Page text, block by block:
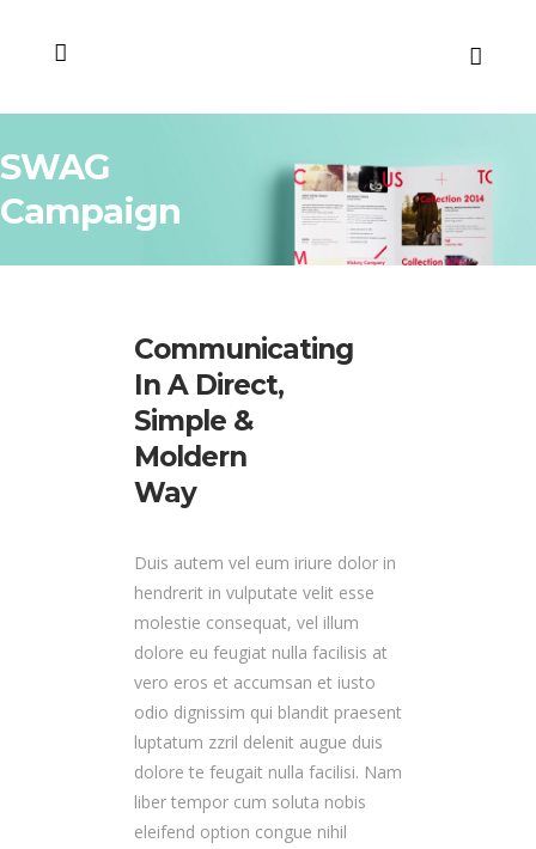
SWAG
Campaign
Communicating
In A Direct,
Simple &
Moldern
Way
Duis autem vel eum iriure dolor in
hendrerit in vulputate velit esse
molestie consequat, vel illum
dolore eu feugiat nulla facilisis at
vero eros et accumsan et iusto
odio dignissim qui blandit praesent
luptatum zzril delenit augue duis
dolore te feugait nulla facilisi. Nam
liber tempor cum soluta nobis
eleifend option congue nihil